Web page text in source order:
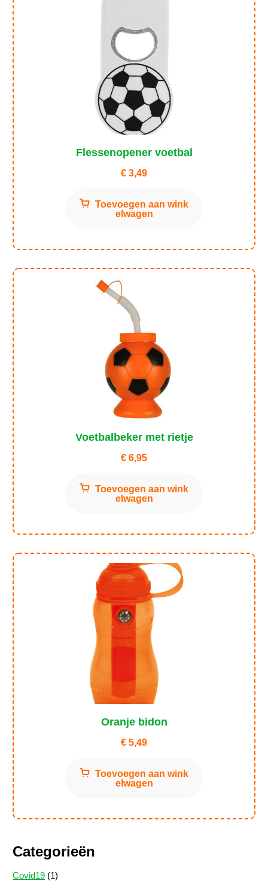
Flessenopener voetbal
€ 3,49
Toevoegen aan wink
elwagen
Voetbalbeker met rietje
€ 6,95
Toevoegen aan wink
elwagen
Oranje bidon
€ 5,49
Toevoegen aan wink
elwagen
Categorieën
Covid19 11